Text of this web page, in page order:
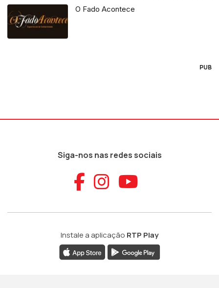
O Fado Acontece
PUB
Siga-nos nas redes sociais
Aceder ao
Aceder ao
Aceder
Instale a aplicação RTP Play